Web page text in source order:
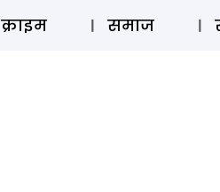
ऑडियो स्टोरी लॉग इन
क्राइम समाज